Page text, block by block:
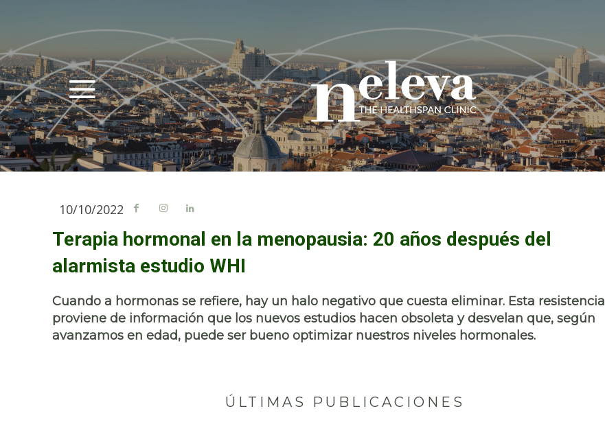
10/10/2022
Terapia hormonal en la menopausia: 20 años después del
alarmista estudio WHI
Cuando a hormonas se refiere, hay un halo negativo que cuesta eliminar. Esta resistencia
proviene de información que los nuevos estudios hacen obsoleta y desvelan que, según
avanzamos en edad, puede ser bueno optimizar nuestros niveles hormonales.
ÚLTIMAS PUBLICACIONES